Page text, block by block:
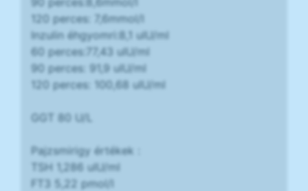
120 perces: 7,6mmol/l
Inzulin éhgyomri:8,1 uIU/ml
60 perces:77,43 uIU/ml
90 perces: 91,9 uIU/ml
120 perces: 100,68 uIU/ml
GGT 80 U/L
Pajzsmirigy értékek :
TSH 1,286 uIU/ml
FT3 5,22 pmol/l